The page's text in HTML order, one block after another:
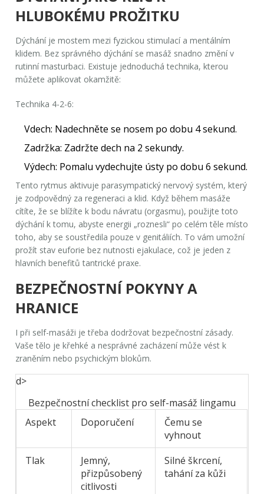
HLUBOKÉMU PROŽITKU
Dýchání je mostem mezi fyzickou stimulací a mentálním
klidem. Bez správného dýchání se masáž snadno změní v
rutinní masturbaci. Existuje jednoduchá technika, kterou
můžete aplikovat okamžitě:
Technika 4-2-6:
Vdech: Nadechněte se nosem po dobu 4 sekund.
Zadržka: Zadržte dech na 2 sekundy.
Výdech: Pomalu vydechujte ústy po dobu 6 sekund.
Tento rytmus aktivuje parasympatický nervový systém, který
je zodpovědný za regeneraci a klid. Když během masáže
cítíte, že se blížíte k bodu návratu (orgasmu), použijte toto
dýchání k tomu, abyste energii „roznesli“ po celém těle místo
toho, aby se soustředila pouze v genitáliích. To vám umožní
prožít stav euforie bez nutnosti ejakulace, což je jeden z
hlavních benefitů tantrické praxe.
BEZPEČNOSTNÍ POKYNY A
HRANICE
I při self-masáži je třeba dodržovat bezpečnostní zásady.
Vaše tělo je křehké a nesprávné zacházení může vést k
zraněním nebo psychickým blokům.
d>
Bezpečnostní checklist pro self-masáž lingamu
Aspekt
Doporučení
Čemu se
vyhnout
Tlak
Jemný,
přizpůsobený
citlivosti
Silné škrcení,
tahání za kůži